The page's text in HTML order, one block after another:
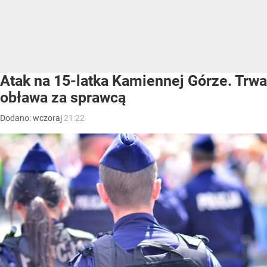
Atak na 15-latka Kamiennej Górze. Trwa
obława za sprawcą
Dodano:wczoraj 21:22